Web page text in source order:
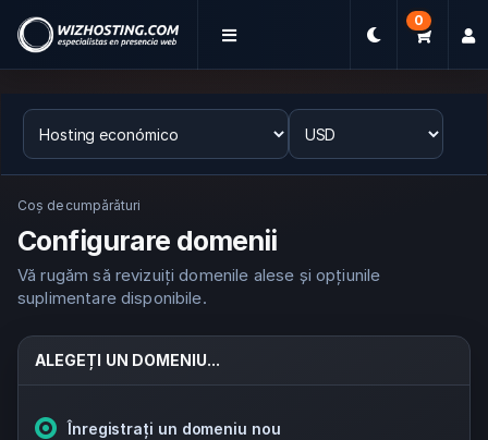
0
Coș de cumpărături
Configurare domenii
Vă rugăm să revizuiți domenile alese și opțiunile
suplimentare disponibile.
ALEGEȚI UN DOMENIU...
Înregistrați un domeniu nou